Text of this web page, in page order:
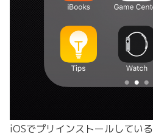
iOSでプリインストールしてい